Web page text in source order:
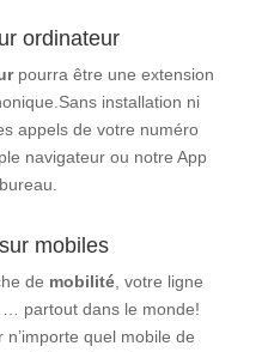
ordinateur
pourra être une extension
installation ni
appels de votre numéro
navigateur ou notre App
mobiles
de mobilité, votre ligne
partout dans le monde!
quel mobile de